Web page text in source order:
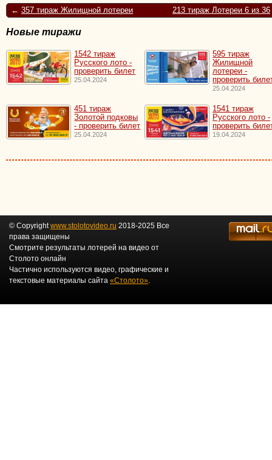
← 357 тираж Жилищной лотереи 213 тираж Лотереи 6 из 36
Новые тиражи
1542 тираж
Русского лото -
проверить билет
25.04.2024
595 тираж
Жилищной
лотереи -
проверить
25.04.2024
451 тираж
Золотой подковы
- проверить билет
25.04.2024
1541 тираж
Русского лото -
проверить
19.04.2024
© Copyrightwww.stolotovideo.ru 2018-2025 Все
права защищены
Смотрите результаты лотерей на видео от
Столото онлайн
Частично используются видео, графические и
текстовые материалы сайта «Столото».